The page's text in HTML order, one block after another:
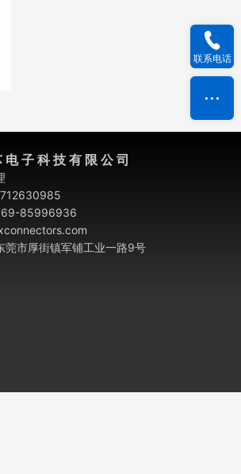
电 子 科 技 有 限 公 司
85996936
莞市厚街镇军铺工业一路9号
联系电话